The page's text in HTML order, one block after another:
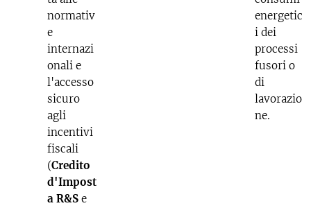
normativ
e
internazi
onali e
l'accesso
sicuro
agli
incentivi
fiscali
(Credito
d'Impost
a R&S e
energetic
i dei
processi
fusori o
di
lavorazio
ne.